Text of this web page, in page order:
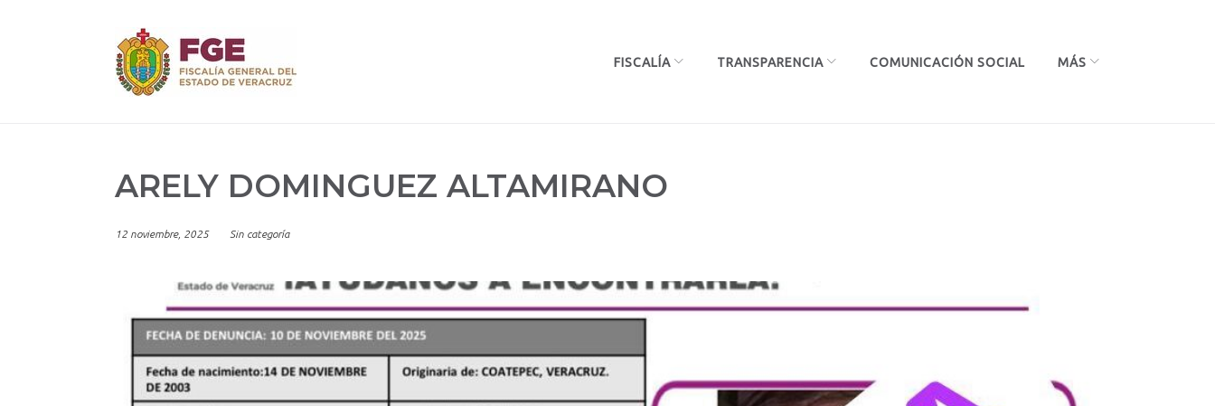
FISCALÍA TRANSPARENCIA COMUNICACIÓN SOCIAL MÁS
ARELY DOMINGUEZ ALTAMIRANO
12 noviembre, 2025 Sin categoría